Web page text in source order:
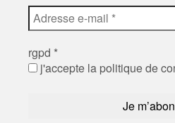
rgpd *
j'accepte la politique de